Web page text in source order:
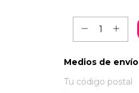
Entregas para el CP:
Medios de envío